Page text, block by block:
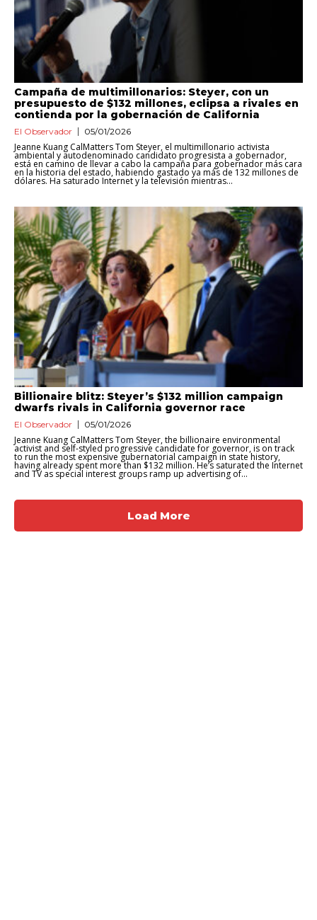
Campaña de multimillonarios: Steyer, con un
presupuesto de $132 millones, eclipsa a rivales en
contienda por la gobernación de California
El Observador 05/01/2026
Jeanne Kuang CalMatters Tom Steyer, el multimillonario activista
ambiental y autodenominado candidato progresista a gobernador,
está en camino de llevar a cabo la campaña para gobernador más cara
en la historia del estado, habiendo gastado ya más de 132 millones de
dólares. Ha saturado Internet y la televisión mientras...
Billionaire blitz: Steyer’s $132 million campaign
dwarfs rivals in California governor race
El Observador 05/01/2026
Jeanne Kuang CalMatters Tom Steyer, the billionaire environmental
activist and self-styled progressive candidate for governor, is on track
to run the most expensive gubernatorial campaign in state history,
having already spent more than $132 million. He’s saturated the Internet
and TV as special interest groups ramp up advertising of...
Load More